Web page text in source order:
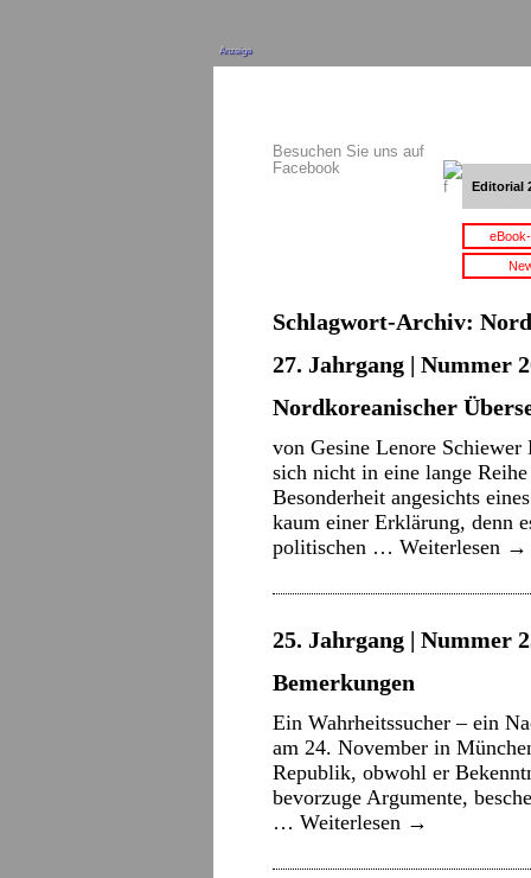
Anzeige
Besuchen Sie uns auf
Facebook
Editorial
Schlagwort-Archiv:
27. Jahrgang | Nummer
Nordkoreanischer
von Gesine Lenore
sich nicht in eine lange
Besonderheit angesichts
kaum einer Erklärung, denn
politischen … Weiterlesen →
25. Jahrgang | Nummer
Bemerkungen
Ein Wahrheitssucher – ein
am 24. November in
Republik, obwohl er
bevorzuge Argumente,
… Weiterlesen →